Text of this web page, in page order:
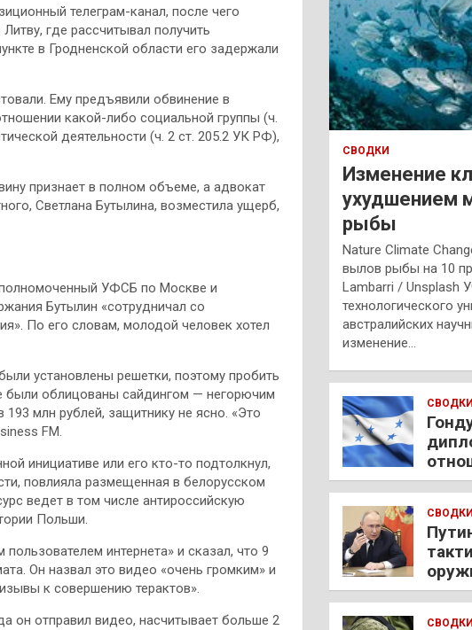
телеграм-канал, после чего
где рассчитывал получить
в Гродненской области его задержали
Ему предъявили обвинение в
какой-либо социальной группы (ч.
деятельности (ч. 2 ст. 205.2 УК РФ),
признает в полном объеме, а адвокат
Светлана Бутылина, возместила ущерб,
УФСБ по Москве и
Бутылин «сотрудничал со
По его словам, молодой человек хотел
установлены решетки, поэтому пробить
были облицованы сайдингом — негорючим
млн рублей, защитнику не ясно. «Это
FM.
инициативе или его кто-то подтолкнул,
повлияла размещенная в белорусском
ведет в том числе антироссийскую
Польши.
интернета» и сказал, что 9
Он назвал это видео «очень громким» и
к совершению терактов».
он отправил видео, насчитывает больше 2
СВОДКИ
Изменение
ухудшением
рыбы
Nature Climate
вылов рыбы на 10
Lambarri / Unsplash
технологического
австралийских
изменение…
СВОДКИ
СВОДКИ
СВОДКИ